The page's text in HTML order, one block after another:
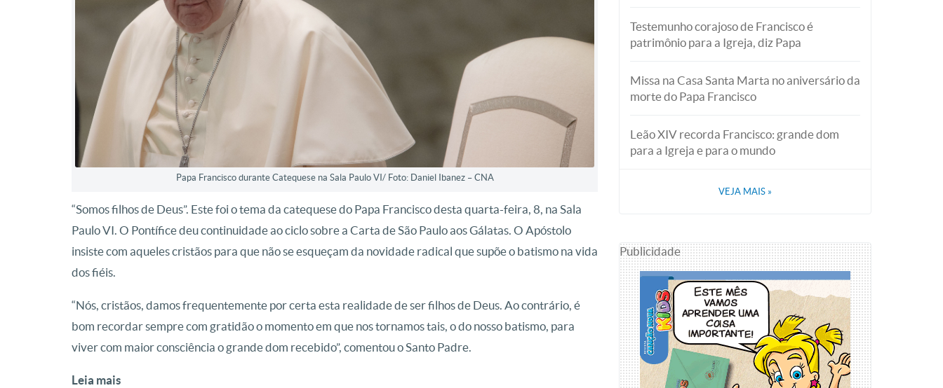
Papa Francisco durante Catequese na Sala Paulo VI/ Foto: Daniel Ibanez – CNA
“Somos filhos de Deus”. Este foi o tema da catequese do Papa Francisco desta quarta-feira, 8, na Sala
Paulo VI. O Pontífice deu continuidade ao ciclo sobre a Carta de São Paulo aos Gálatas. O Apóstolo
insiste com aqueles cristãos para que não se esqueçam da novidade radical que supõe o batismo na vida
dos fiéis.
“Nós, cristãos, damos frequentemente por certa esta realidade de ser filhos de Deus. Ao contrário, é
bom recordar sempre com gratidão o momento em que nos tornamos tais, o do nosso batismo, para
viver com maior consciência o grande dom recebido”, comentou o Santo Padre.
Leia mais
Testemunho corajoso de Francisco é
patrimônio para a Igreja, diz Papa
Missa na Casa Santa Marta no aniversário da
morte do Papa Francisco
Leão XIV recorda Francisco: grande dom
para a Igreja e para o mundo
VEJA MAIS »
Publicidade